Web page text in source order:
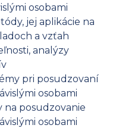
osobami
jej aplikácie na
a vzťah
analýzy
pri posudzovaní
osobami
posudzovanie
osobami